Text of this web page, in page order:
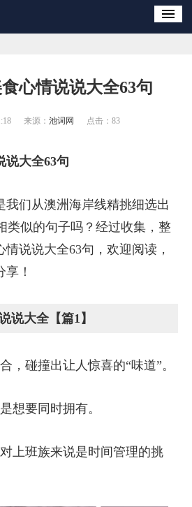
心情说说大全63句
来源： 池词网 点击： 83
说大全63句
我们从澳洲海岸线精挑细选出
类似的句子吗？经过收集，整
说说大全63句，欢迎阅读，
！
说大全【篇1】
，碰撞出让人惊喜的“味道”。
想要同时拥有。
上班族来说是时间管理的挑